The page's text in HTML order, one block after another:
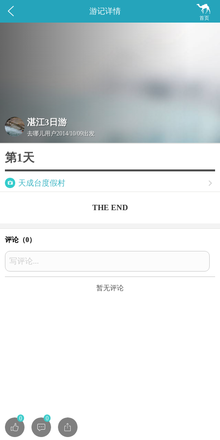
 
首页
游记详情
湛江3日游
去哪儿用户2014/10/09出发
第1天
 天成台度假村 
THE END
评论（0）
写评论...
暂无评论
0 0